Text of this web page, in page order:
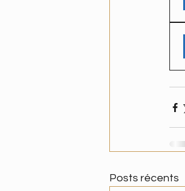
Posts récents